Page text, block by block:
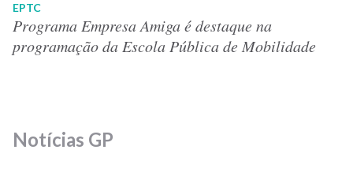
EPTC
Programa Empresa Amiga é destaque na
programação da Escola Pública de Mobilidade
Notícias GP